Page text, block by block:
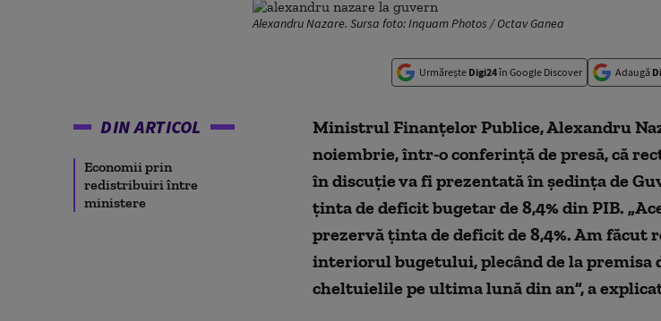
Alexandru Nazare. Sursa foto: Inquam Photos / Octav Ganea
Urmărește Digi24în Google Discover Adaugă
DIN ARTICOL
Economii prin
redistribuiri între
ministere
Ministrul Finanțelor Publice, Alexandru
noiembrie, într-o conferință de presă, că
în discuție va fi prezentată în ședința de
ținta de deficit bugetar de 8,4% din PIB.
prezervă ținta de deficit de 8,4%. Am
interiorul bugetului, plecând de la premisa
cheltuielile pe ultima lună din an”, a